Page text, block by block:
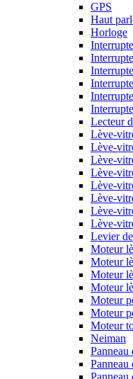
GPS
Haut
Horloge
Lecteur
Lève-
Lève-
Lève-
Lève-
Lève-
Lève-
Lève-
Lève-
Levier
Moteur
Moteur
Moteur
Moteur
Moteur
Moteur
Moteur
Neiman
Panneau
Panneau
Panneau